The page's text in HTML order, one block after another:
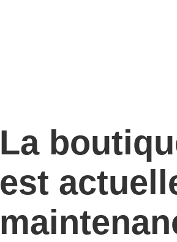
La
est